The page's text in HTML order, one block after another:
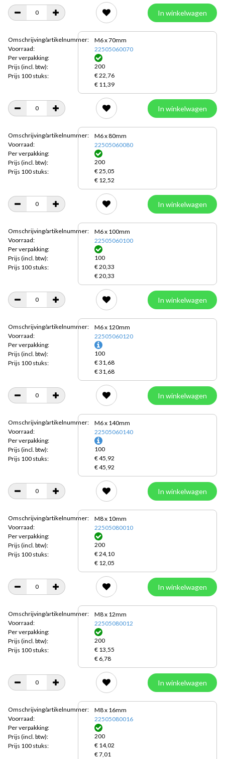
In winkelwagen
Omschrijving/artikelnummer:
Voorraad:
Per verpakking:
Prijs (incl. btw):
Prijs 100 stuks:
M6 x 70mm
22505060070
200
€ 22,76
€ 11,39
In winkelwagen
Omschrijving/artikelnummer:
Voorraad:
Per verpakking:
Prijs (incl. btw):
Prijs 100 stuks:
M6 x 80mm
22505060080
200
€ 25,05
€ 12,52
In winkelwagen
Omschrijving/artikelnummer:
Voorraad:
Per verpakking:
Prijs (incl. btw):
Prijs 100 stuks:
M6 x 100mm
22505060100
100
€ 20,33
€ 20,33
In winkelwagen
Omschrijving/artikelnummer:
Voorraad:
Per verpakking:
Prijs (incl. btw):
Prijs 100 stuks:
M6 x 120mm
22505060120
100
€ 31,68
€ 31,68
In winkelwagen
Omschrijving/artikelnummer:
Voorraad:
Per verpakking:
Prijs (incl. btw):
Prijs 100 stuks:
M6 x 140mm
22505060140
100
€ 45,92
€ 45,92
In winkelwagen
Omschrijving/artikelnummer:
Voorraad:
Per verpakking:
Prijs (incl. btw):
Prijs 100 stuks:
M8 x 10mm
22505080010
200
€ 24,10
€ 12,05
In winkelwagen
Omschrijving/artikelnummer:
Voorraad:
Per verpakking:
Prijs (incl. btw):
Prijs 100 stuks:
M8 x 12mm
22505080012
200
€ 13,55
€ 6,78
In winkelwagen
Omschrijving/artikelnummer:
Voorraad:
Per verpakking:
Prijs (incl. btw):
Prijs 100 stuks:
M8 x 16mm
22505080016
200
€ 14,02
€ 7,01